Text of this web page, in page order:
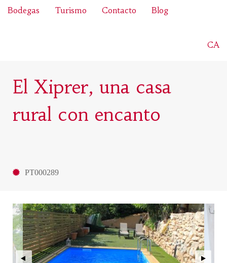
Bodegas Turismo Contacto Blog
CA
El Xiprer, una casa
rural con encanto
PT000289